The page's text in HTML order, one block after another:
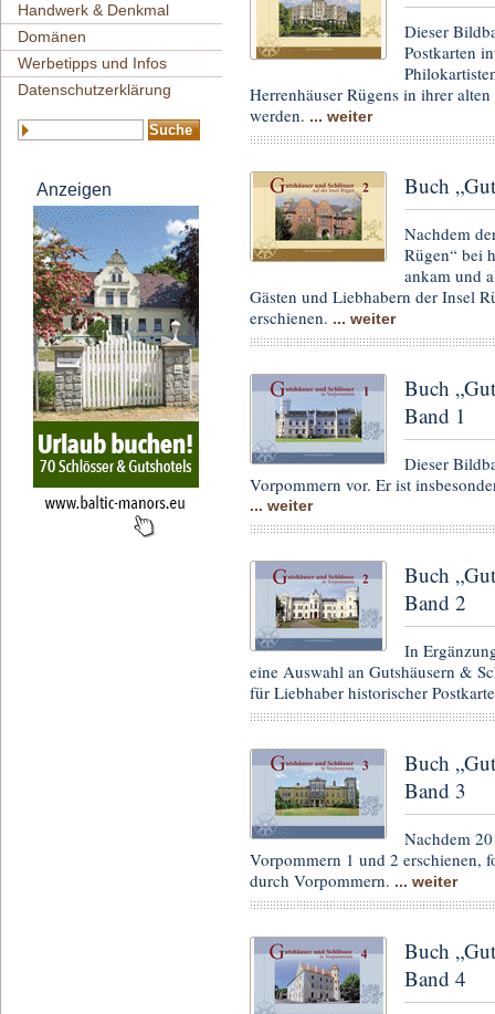
Handwerk & Denkmal
Domänen
Werbetipps und Infos
Datenschutzerklärung
Anzeigen
Dieser
Postkarten
Herrenhäuser Rügens in ihrer
werden. ... weiter
Buch
Nachdem
Rügen“ bei
ankam und
Gästen und Liebhabern der Insel
erschienen. ... weiter
Buch
Band 1
Dieser
Vorpommern vor. Er ist
... weiter
Buch
Band 2
In
eine Auswahl an Gutshäusern &
für Liebhaber historischer
Buch
Band 3
Nachdem
Vorpommern 1 und 2 erschienen,
durch Vorpommern. ... weiter
Buch
Band 4